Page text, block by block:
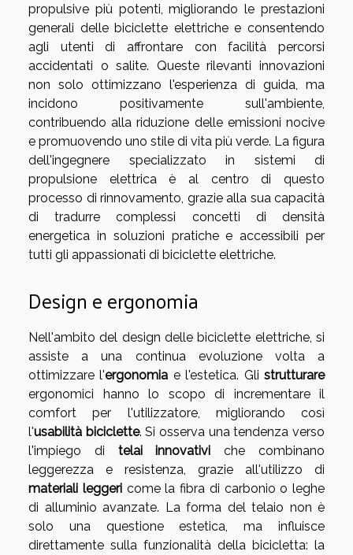
propulsive più potenti, migliorando le prestazioni
generali delle biciclette elettriche e consentendo
agli utenti di affrontare con facilità percorsi
accidentati o salite. Queste rilevanti innovazioni
non solo ottimizzano l'esperienza di guida, ma
incidono positivamente sull'ambiente,
contribuendo alla riduzione delle emissioni nocive
e promuovendo uno stile di vita più verde. La figura
dell'ingegnere specializzato in sistemi di
propulsione elettrica è al centro di questo
processo di rinnovamento, grazie alla sua capacità
di tradurre complessi concetti di densità
energetica in soluzioni pratiche e accessibili per
tutti gli appassionati di biciclette elettriche.
Design e ergonomia
Nell'ambito del design delle biciclette elettriche, si
assiste a una continua evoluzione volta a
ottimizzare l'ergonomia e l'estetica. Glistrutturare
ergonomici hanno lo scopo di incrementare il
comfort per l'utilizzatore, migliorando così
l'usabilità biciclette. Si osserva una tendenza verso
l'impiego di telai innovativi che combinano
leggerezza e resistenza, grazie all'utilizzo di
materiali leggericome la fibra di carbonio o leghe
di alluminio avanzate. La forma del telaio non è
solo una questione estetica, ma influisce
direttamente sulla funzionalità della bicicletta: la